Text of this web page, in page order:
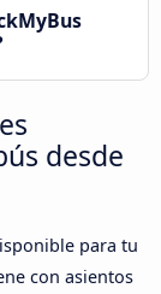
desde
para tu
con asientos